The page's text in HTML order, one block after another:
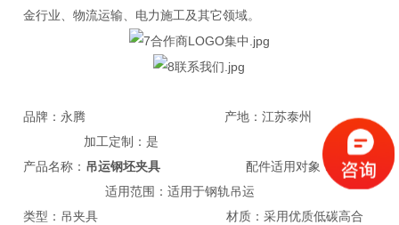
金行业、物流运输、电力施工及其它领域。
品牌：永腾 产地：江苏泰州
加工定制：是
产品名称： 吊运钢坯夹具 配件适用对象：起重机
适用范围：适用于钢轨吊运
类型：吊夹具 材质：采用优质低碳高合